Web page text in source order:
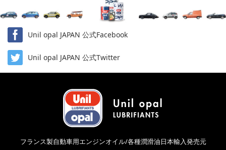
Unil opal JAPAN 公式Facebook
Unil opal JAPAN 公式Twitter
フランス製自動車用エンジンオイル/各種潤滑油日本輸入発売元